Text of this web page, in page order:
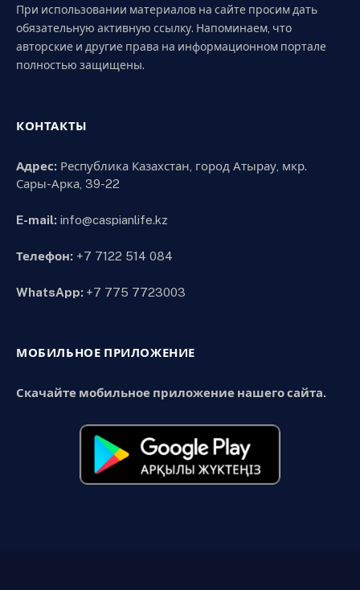
При использовании материалов на сайте просим дать
обязательную активную ссылку. Напоминаем, что
авторские и другие права на информационном портале
полностью защищены.
КОНТАКТЫ
Адрес: Республика Казахстан, город Атырау, мкр.
Сары-Арка, 39-22
E-mail: info@caspianlife.kz
Телефон: +7 7122 514 084
WhatsApp: +7 775 7723003
МОБИЛЬНОЕ ПРИЛОЖЕНИЕ
Скачайте мобильное приложение нашего сайта.